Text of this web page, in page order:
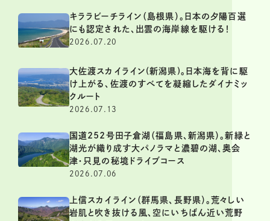
キララビーチライン（島根県）。日本の夕陽百選
にも認定された、出雲の海岸線を駆ける！
2026.07.20
大佐渡スカイライン(新潟県)。日本海を背に駆
け上がる、佐渡のすべてを凝縮したダイナミッ
クルート
2026.07.13
国道252号田子倉湖（福島県、新潟県）。新緑と
湖光が織り成す大パノラマと濃碧の湖、奥会
津・只見の秘境ドライブコース
2026.07.06
上信スカイライン（群馬県、長野県）。荒々しい
岩肌と吹き抜ける風、空にいちばん近い荒野